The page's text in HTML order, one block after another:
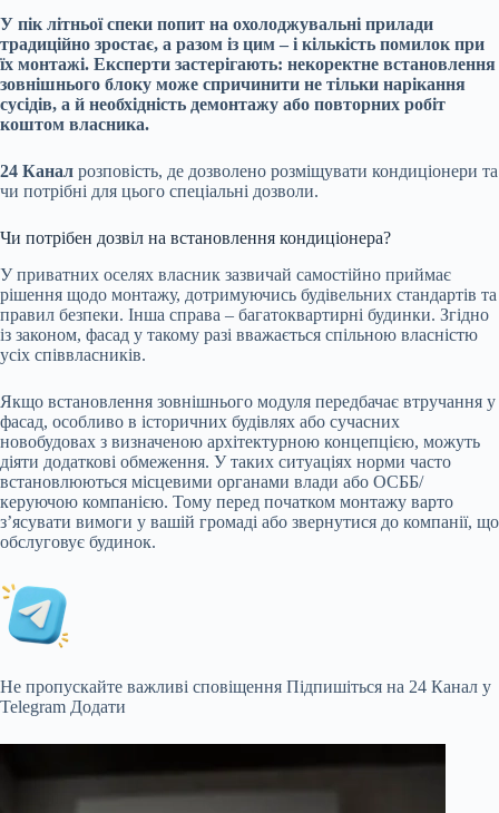
У пік літньої спеки попит на охолоджувальні прилади
традиційно зростає, а разом із цим – і кількість помилок при
їх монтажі. Експерти застерігають: некоректне встановлення
зовнішнього блоку може спричинити не тільки нарікання
сусідів, а й необхідність демонтажу або повторних робіт
коштом власника.
24 Канал розповість, де дозволено розміщувати кондиціонери та
чи потрібні для цього спеціальні дозволи.
Чи потрібен дозвіл на встановлення кондиціонера?
У приватних оселях власник зазвичай самостійно приймає
рішення щодо монтажу, дотримуючись будівельних стандартів та
правил безпеки. Інша справа – багатоквартирні будинки. Згідно
із законом, фасад у такому разі вважається спільною власністю
усіх співвласників.
Якщо встановлення зовнішнього модуля передбачає втручання у
фасад, особливо в історичних будівлях або сучасних
новобудовах з визначеною архітектурною концепцією, можуть
діяти додаткові обмеження. У таких ситуаціях норми часто
встановлюються місцевими органами влади або ОСББ/
керуючою компанією. Тому перед початком монтажу варто
з’ясувати вимоги у вашій громаді або звернутися до компанії, що
обслуговує будинок.
Не пропускайте важливі сповіщення Підпишіться на 24 Канал у
Telegram Додати